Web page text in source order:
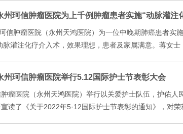
州珂信肿瘤医院为上千例肿瘤患者实施“动脉灌注
信肿瘤医院（永州天鸿医院）为一位中晚期肺癌患者实
脉灌注化疗介入术，效果理想，患者及家属满意。蒋女
州珂信肿瘤医院举行5.12国际护士节表彰大会
瘤医院（永州天鸿医院）举行以关爱护士队伍，护佑人
读了《关于2022年5·12国际护士节表彰的通知》，对